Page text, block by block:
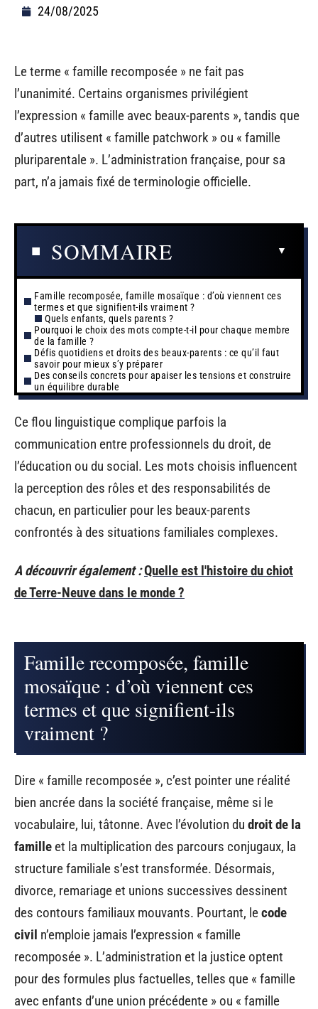
24/08/2025
Le terme « famille recomposée » ne fait pas
l’unanimité. Certains organismes privilégient
l’expression « famille avec beaux-parents », tandis que
d’autres utilisent « famille patchwork » ou « famille
pluriparentale ». L’administration française, pour sa
part, n’a jamais fixé de terminologie officielle.
SOMMAIRE
Famille recomposée, famille mosaïque : d’où viennent ces
termes et que signifient-ils vraiment ?
Quels enfants, quels parents ?
Pourquoi le choix des mots compte-t-il pour chaque membre
de la famille ?
Défis quotidiens et droits des beaux-parents : ce qu’il faut
savoir pour mieux s’y préparer
Des conseils concrets pour apaiser les tensions et construire
un équilibre durable
Ce flou linguistique complique parfois la
communication entre professionnels du droit, de
l’éducation ou du social. Les mots choisis influencent
la perception des rôles et des responsabilités de
chacun, en particulier pour les beaux-parents
confrontés à des situations familiales complexes.
A découvrir également :Quelle est l'histoire du chiot
de Terre-Neuve dans le monde ?
Famille recomposée, famille
mosaïque : d’où viennent ces
termes et que signifient-ils
vraiment ?
Dire « famille recomposée », c’est pointer une réalité
bien ancrée dans la société française, même si le
vocabulaire, lui, tâtonne. Avec l’évolution du droit de la
famille et la multiplication des parcours conjugaux, la
structure familiale s’est transformée. Désormais,
divorce, remariage et unions successives dessinent
des contours familiaux mouvants. Pourtant, lecode
civil n’emploie jamais l’expression « famille
recomposée ». L’administration et la justice optent
pour des formules plus factuelles, telles que « famille
avec enfants d’une union précédente » ou « famille